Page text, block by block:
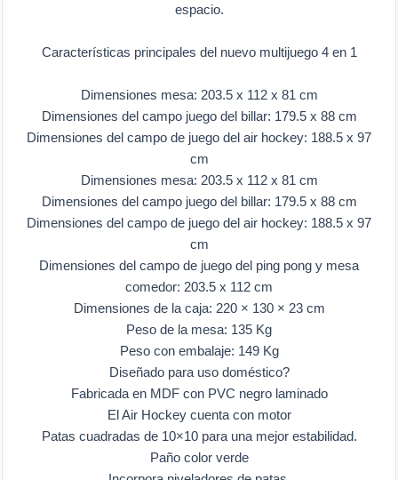
espacio.
Características principales del nuevo multijuego 4 en 1
Dimensiones mesa: 203.5 x 112 x 81 cm
Dimensiones del campo juego del billar: 179.5 x 88 cm
Dimensiones del campo de juego del air hockey: 188.5 x 97
cm
Dimensiones mesa: 203.5 x 112 x 81 cm
Dimensiones del campo juego del billar: 179.5 x 88 cm
Dimensiones del campo de juego del air hockey: 188.5 x 97
cm
Dimensiones del campo de juego del ping pong y mesa
comedor: 203.5 x 112 cm
Dimensiones de la caja: 220 × 130 × 23 cm
Peso de la mesa: 135 Kg
Peso con embalaje: 149 Kg
Diseñado para uso doméstico?
Fabricada en MDF con PVC negro laminado
El Air Hockey cuenta con motor
Patas cuadradas de 10×10 para una mejor estabilidad.
Paño color verde